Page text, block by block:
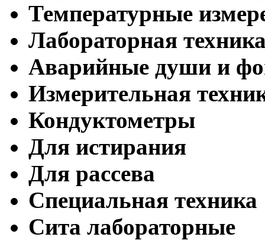
Температурные
Лабораторная
Аварийные души и
Измерительная
Кондуктометры
Для истирания
Для рассева
Специальная техника
Сита лабораторные